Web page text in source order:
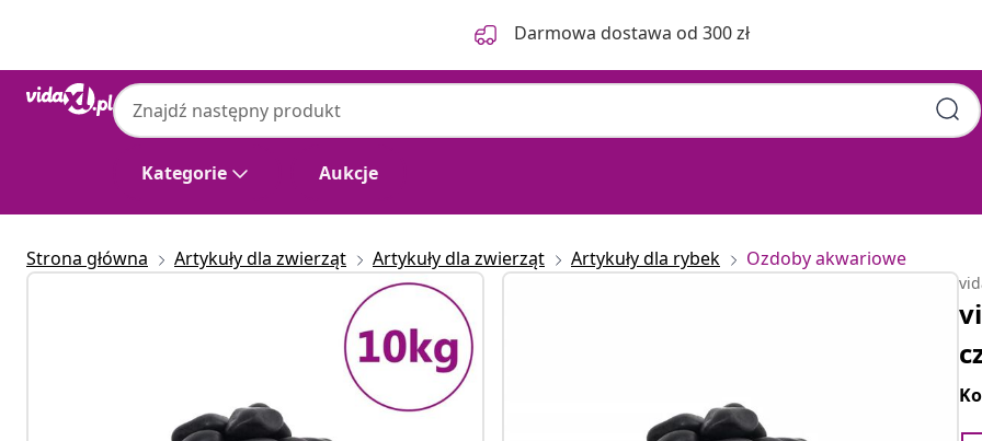
Darmowa dostawa od 300 zł
Kategorie Aukcje
Strona główna Artykuły dla zwierząt Artykuły dla zwierząt Artykuły dla rybek Ozdoby akwariowe